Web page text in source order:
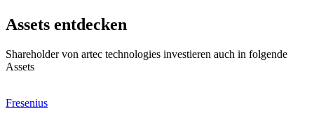
Assets entdecken
Shareholder von artec technologies investieren auch in folgende
Assets
Fresenius